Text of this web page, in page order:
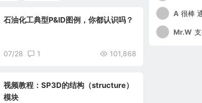
石油化工典型P&ID图例，你都认识吗？
07/28 1 101,868
视频教程：SP3D的结构（structure）
模块
A 很棒
Mr.W